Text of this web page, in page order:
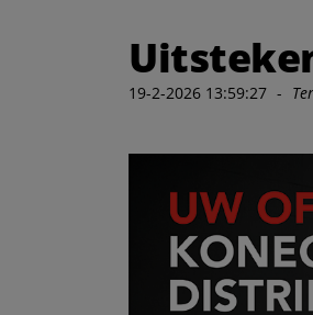
19-2-2026 13:59:27 -